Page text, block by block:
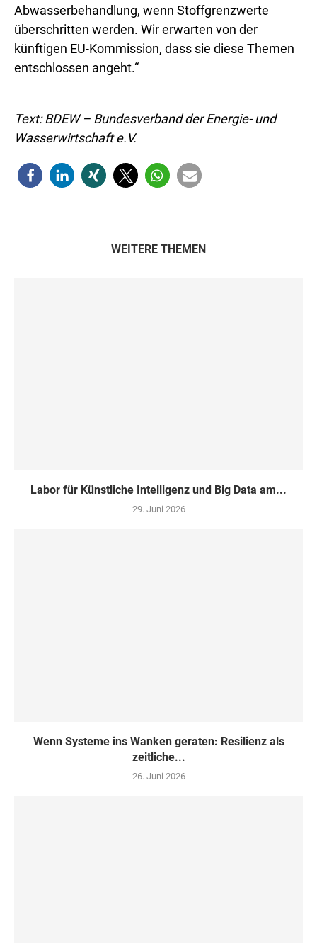
Abwasserbehandlung, wenn Stoffgrenzwerte
überschritten werden. Wir erwarten von der
künftigen EU-Kommission, dass sie diese Themen
entschlossen angeht.“
Text: BDEW – Bundesverband der Energie- und
Wasserwirtschaft e.V.
WEITERE THEMEN
Labor für Künstliche Intelligenz und Big Data am...
29. Juni 2026
Wenn Systeme ins Wanken geraten: Resilienz als
zeitliche...
26. Juni 2026